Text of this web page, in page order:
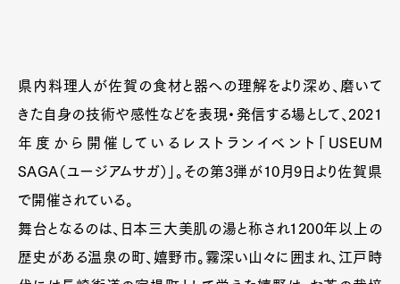
県内料理人が佐賀の食材と器への理解をより深め、磨いて
きた自身の技術や感性などを表現・発信する場として、2021
年度から開催しているレストランイベント「USEUM
SAGA（ユージアムサガ）」。その第3弾が10月9日より佐賀県
で開催されている。
舞台となるのは、日本三大美肌の湯と称され1200年以上の
歴史がある温泉の町、嬉野市。霧深い山々に囲まれ、江戸時